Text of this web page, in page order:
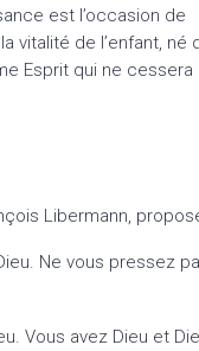
est l’occasion de
vitalité de l’enfant, né
Esprit qui ne cessera
Libermann,
Ne vous pressez
Vous avez Dieu et